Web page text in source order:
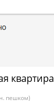
квартира
пешком)